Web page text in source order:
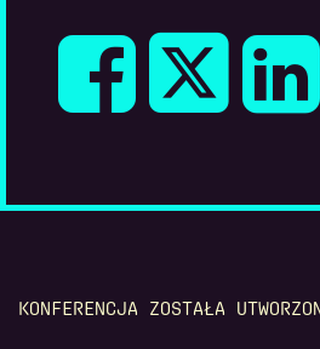
KONFERENCJA ZOSTAŁA